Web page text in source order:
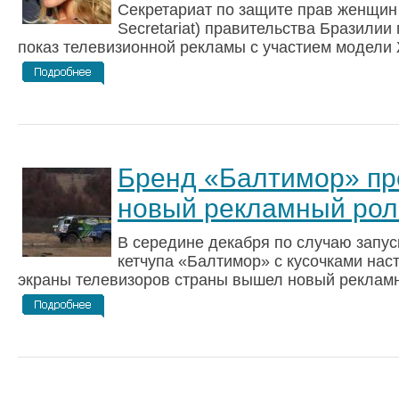
Секретариат по защите прав
Secretariat) правительства Бразилии
показ телевизионной рекламы с участием
Бренд «Балтимор»
новый рекламный
В середине декабря по случаю
кетчупа «Балтимор» с кусочками
экраны телевизоров страны вышел новый